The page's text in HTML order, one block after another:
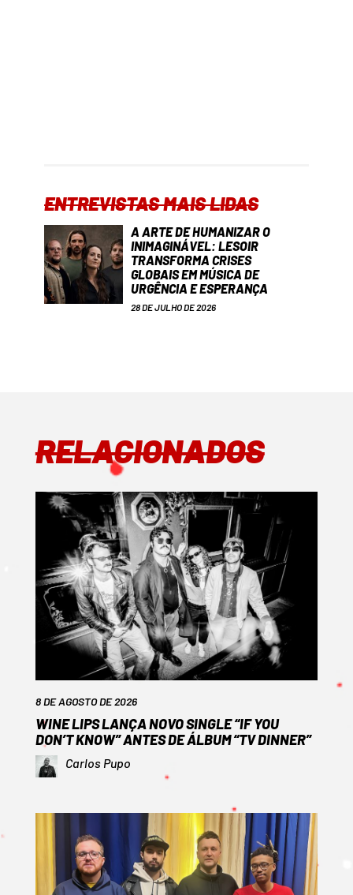
ENTREVISTAS MAIS LIDAS
A ARTE DE HUMANIZAR O
INIMAGINÁVEL: LESOIR
TRANSFORMA CRISES
GLOBAIS EM MÚSICA DE
URGÊNCIA E ESPERANÇA
28 DE JULHO DE 2026
RELACIONADOS
8 DE AGOSTO DE 2026
WINE LIPS LANÇA NOVO SINGLE “IF YOU
DON’T KNOW” ANTES DE ÁLBUM “TV DINNER”
Carlos Pupo